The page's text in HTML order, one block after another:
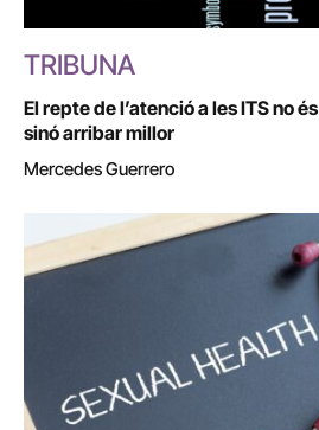
TRIBUNA
El repte de l’atenció a les ITS no
sinó arribar millor
Mercedes Guerrero